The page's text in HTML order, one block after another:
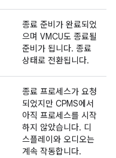
종료 준비가 완료되었
으며 VMCU도 종료될
준비가 됩니다. 종료
상태로 전환됩니다.
종료 프로세스가 요청
되었지만 CPMS에서
아직 프로세스를 시작
하지 않았습니다. 디
스플레이와 오디오는
계속 작동합니다.